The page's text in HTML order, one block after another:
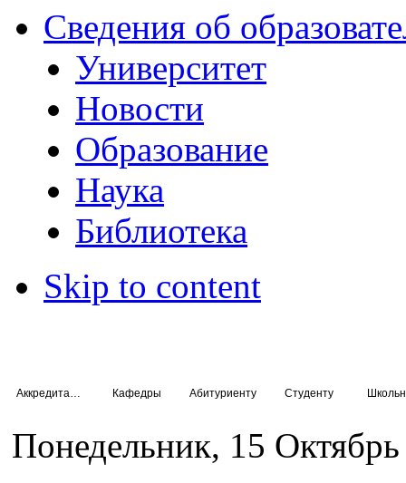
Сведения об
Университет
Новости
Образование
Наука
Библиотека
Skip to content
Кафедры Абитуриенту Студенту
Понедельник, 15